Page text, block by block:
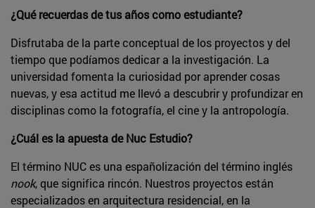
¿Qué recuerdas de tus años como estudiante?
Disfrutaba de la parte conceptual de los proyectos y del
tiempo que podíamos dedicar a la investigación. La
universidad fomenta la curiosidad por aprender cosas
nuevas, y esa actitud me llevó a descubrir y profundizar en
disciplinas como la fotografía, el cine y la antropología.
¿Cuál es la apuesta de Nuc Estudio?
El término NUC es una españolización del término inglés
nook, que significa rincón. Nuestros proyectos están
especializados en arquitectura residencial, en la